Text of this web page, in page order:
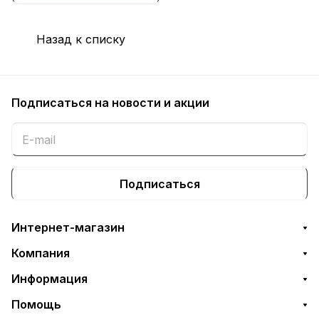
Назад к списку
Подписаться на новости и акции
Подписаться
Интернет-магазин
Компания
Информация
Помощь